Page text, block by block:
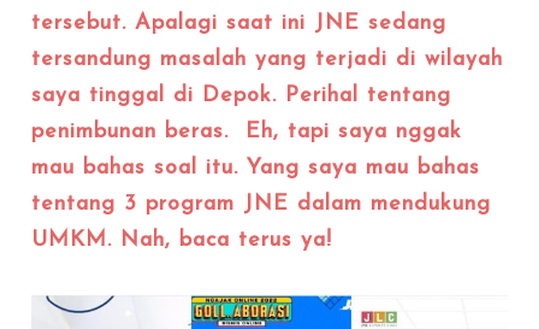
tersebut. Apalagi saat ini JNE sedang
tersandung masalah yang terjadi di wilayah
saya tinggal di Depok. Perihal tentang
penimbunan beras. Eh, tapi saya nggak
mau bahas soal itu. Yang saya mau bahas
tentang 3 program JNE dalam mendukung
UMKM. Nah, baca terus ya!